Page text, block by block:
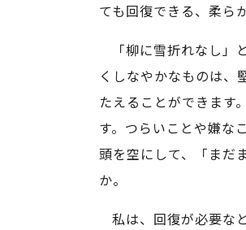
ても回復できる、柔ら
「柳に雪折れなし
くしなやかなものは、
たえることができます
す。つらいことや嫌な
頭を空にして、「まだ
か。
私は、回復が必要な